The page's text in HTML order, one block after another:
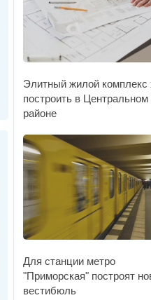
Элитный жилой комплекс
построить в Центральном
районе
Для станции метро
"Приморская" построят
вестибюль